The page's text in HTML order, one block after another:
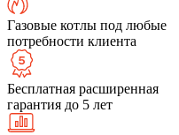
Газовые котлы под любые
потребности клиента
Бесплатная расширенная
гарантия до 5 лет